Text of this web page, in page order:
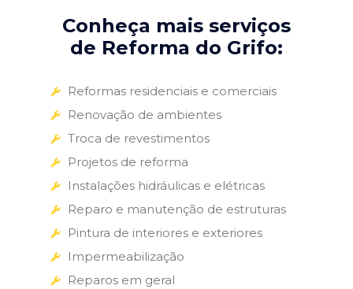
Conheça mais serviços
de Reforma do Grifo:
Reformas residenciais e comerciais
Renovação de ambientes
Troca de revestimentos
Projetos de reforma
Instalações hidráulicas e elétricas
Reparo e manutenção de estruturas
Pintura de interiores e exteriores
Impermeabilização
Reparos em geral